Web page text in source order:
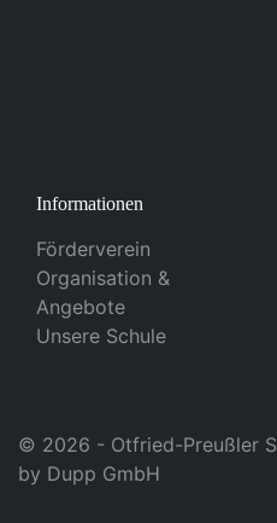
Informationen
Förderverein
Organisation &
Angebote
Unsere Schule
© 2026 - Otfried-Preußler
by Dupp GmbH